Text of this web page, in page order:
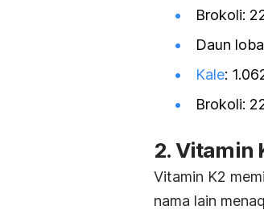
Brokoli:
Daun
Kale:
Brokoli:
2. Vitamin
Vitamin K2
nama lain